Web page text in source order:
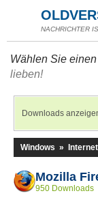
NACHRICHTER
Wählen Sie
lieben!
Downloads
Windows » Internet
Mozilla
950 Downloads